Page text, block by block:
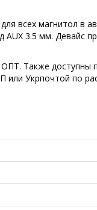
всех магнитол в
AUX 3.5 мм. Девайс
Также доступны
или Укрпочтой по